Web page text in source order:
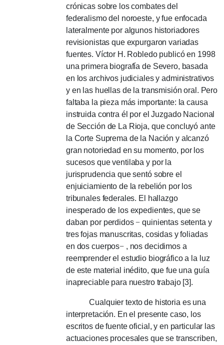
crónicas sobre los combates del
federalismo del noroeste, y fue enfocada
lateralmente por algunos historiadores
revisionistas que expurgaron variadas
fuentes. Víctor H. Robledo publicó en 1998
una primera biografía de Severo, basada
en los archivos judiciales y administrativos
y en las huellas de la transmisión oral. Pero
faltaba la pieza más importante: la causa
instruida contra él por el Juzgado Nacional
de Sección de La Rioja, que concluyó ante
la Corte Suprema de la Nación y alcanzó
gran notoriedad en su momento, por los
sucesos que ventilaba y por la
jurisprudencia que sentó sobre el
enjuiciamiento de la rebelión por los
tribunales federales. El hallazgo
inesperado de los expedientes, que se
daban por perdidos− quinientas setenta y
tres fojas manuscritas, cosidas y foliadas
en dos cuerpos− , nos decidimos a
reemprender el estudio biográfico a la luz
de este material inédito, que fue una guía
inapreciable para nuestro trabajo [3].
Cualquier texto de historia es una
interpretación. En el presente caso, los
escritos de fuente oficial, y en particular las
actuaciones procesales que se transcriben,